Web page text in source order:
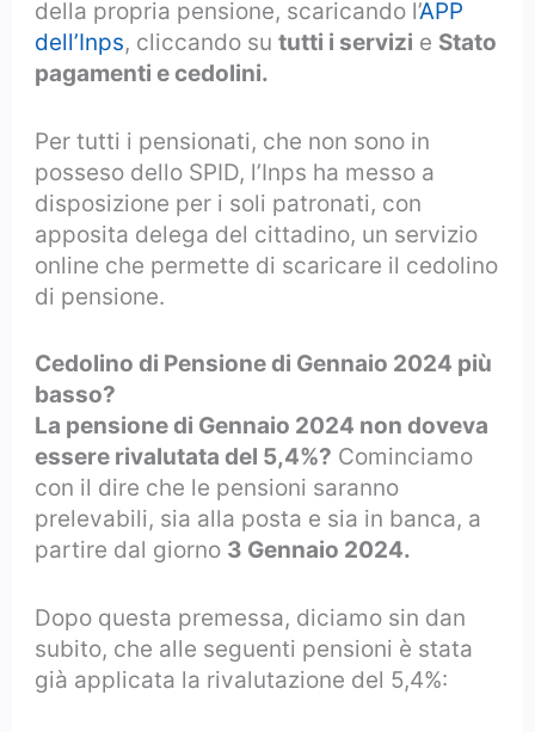
della propria pensione, scaricando l’APP
dell’Inps, cliccando sututti i servizi e Stato
pagamenti e cedolini.
Per tutti i pensionati, che non sono in
posseso dello SPID, l’Inps ha messo a
disposizione per i soli patronati, con
apposita delega del cittadino, un servizio
online che permette di scaricare il cedolino
di pensione.
Cedolino di Pensione di Gennaio 2024 più
basso?
La pensione di Gennaio 2024 non doveva
essere rivalutata del 5,4%? Cominciamo
con il dire che le pensioni saranno
prelevabili, sia alla posta e sia in banca, a
partire dal giorno 3 Gennaio 2024.
Dopo questa premessa, diciamo sin dan
subito, che alle seguenti pensioni è stata
già applicata la rivalutazione del 5,4%: